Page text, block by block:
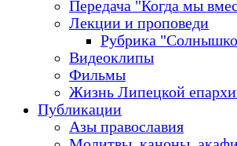
Передача "Когда мы
Лекции и проповеди
Рубрика
Видеоклипы
Фильмы
Жизнь Липецкой
Публикации
Азы православия